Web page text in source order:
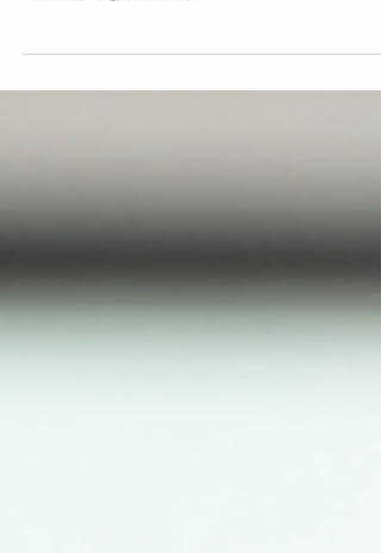
inden 26. juni hvis man går ud af skolen. Se
hvordan og hvorfor...